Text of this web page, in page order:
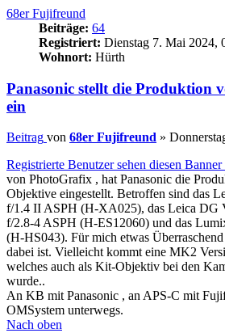
68er Fujifreund
Beiträge: 64
Registriert: Dienstag 7. Mai 2024,
Wohnort: Hürth
Panasonic stellt die Produktion
ein
Beitrag von 68er Fujifreund »
Registrierte Benutzer sehen diesen
von PhotoGrafix , hat Panasonic die
Objektive eingestellt. Betroffen sind das
f/1.4 II ASPH (H-XA025), das Leica DG
f/2.8-4 ASPH (H-ES12060) und das
(H-HS043). Für mich etwas
dabei ist. Vielleicht kommt eine MK2
welches auch als Kit-Objektiv bei den
wurde..
An KB mit Panasonic , an APS-C mit
OMSystem unterwegs.
Nach oben